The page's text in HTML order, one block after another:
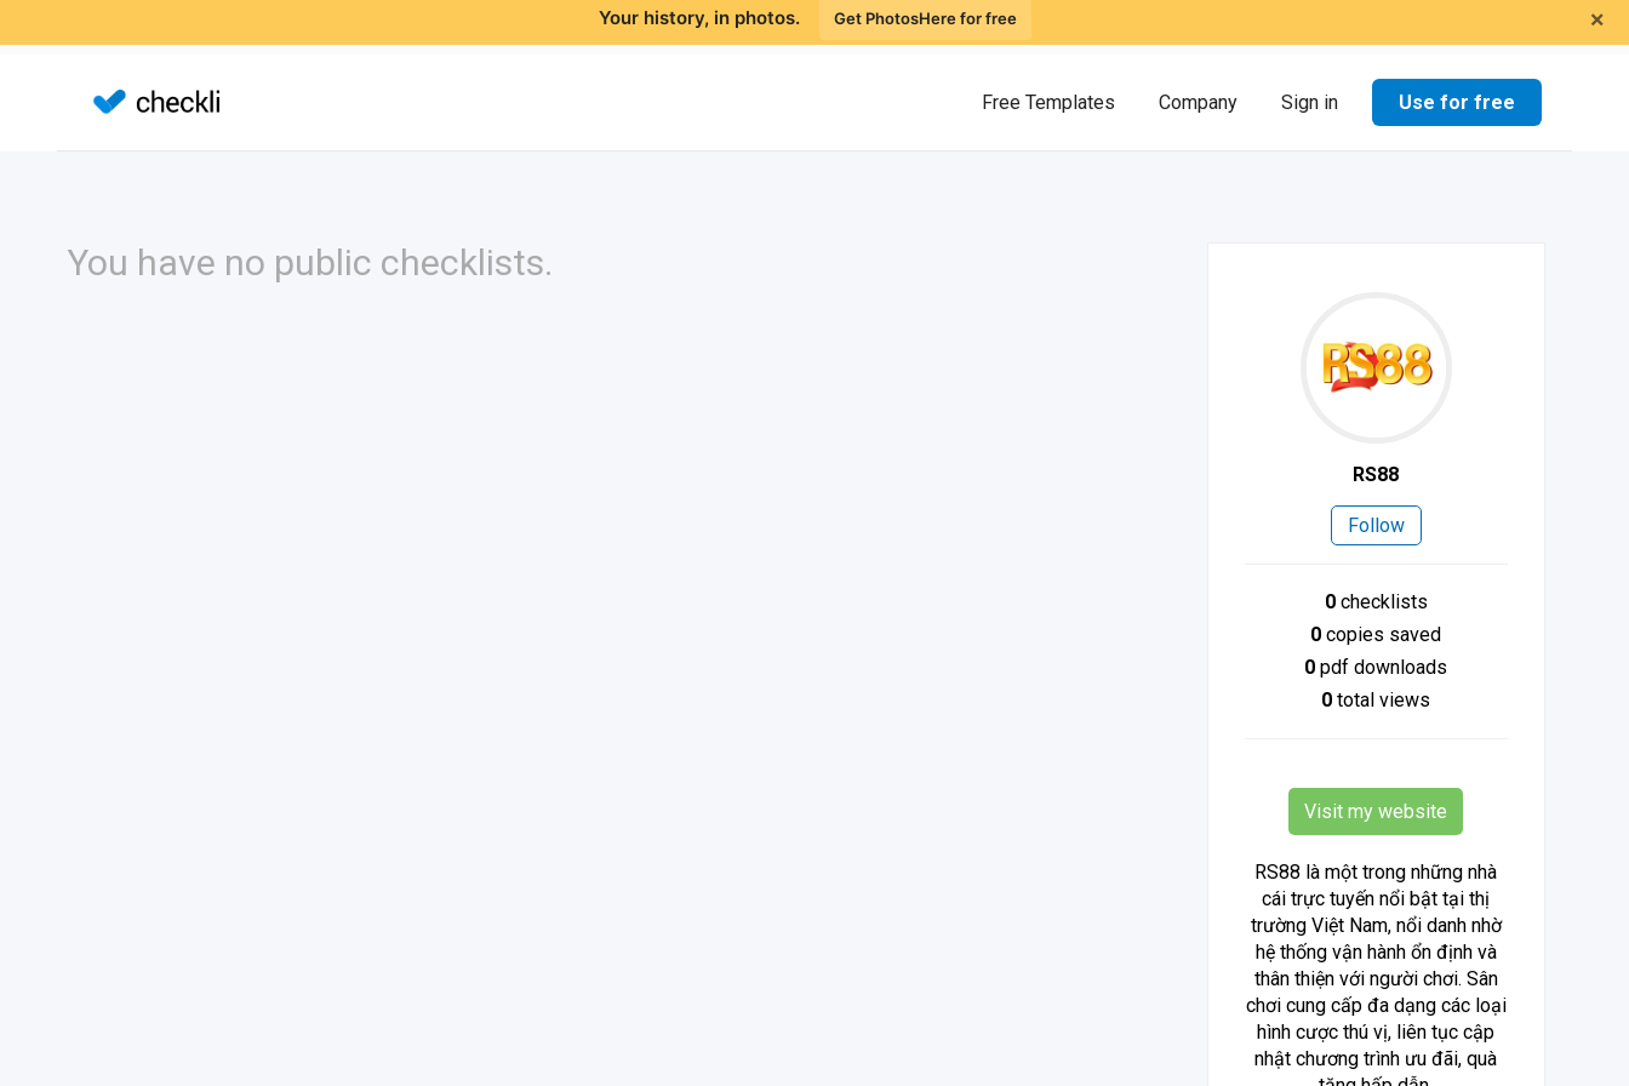
×
Your history, in photos. Get PhotosHere for free
Free Templates Company Sign in Use for free
You have no public checklists.
RS88
Follow
0checklists
0 copies saved
0 pdf downloads
0 total views
Visit my website
RS88 là một trong những nhà
cái trực tuyến nổi bật tại thị
trường Việt Nam, nổi danh nhờ
hệ thống vận hành ổn định và
thân thiện với người chơi. Sân
chơi cung cấp đa dạng các loại
hình cược thú vị, liên tục cập
nhật chương trình ưu đãi, quà